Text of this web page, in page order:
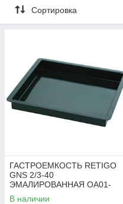
Сортировка
ГАСТРОЕМКОСТЬ RETIGO
GNS 2/3-40
ЭМАЛИРОВАННАЯ OA01-
0074
В наличии